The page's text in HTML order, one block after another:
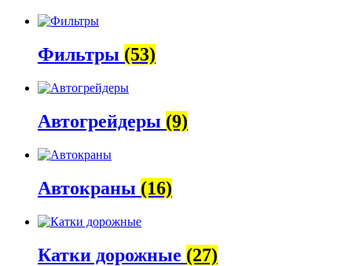
Фильтры (53)
Автогрейдеры (9)
Автокраны (16)
Катки дорожные (27)